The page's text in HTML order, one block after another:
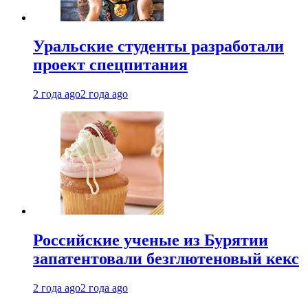
Уральские студенты разработали
проект спецпитания
2 года ago2 года ago
Российские ученые из Бурятии
запатентовали безглютеновый кекс
2 года ago2 года ago